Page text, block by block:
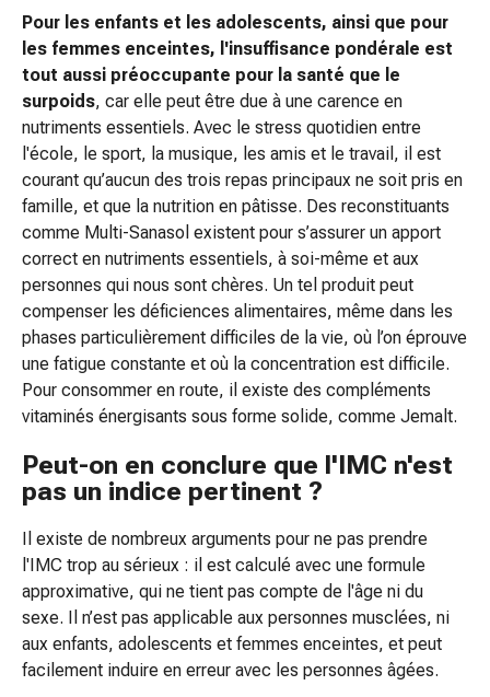
Voies
respiratoires
Préparations
nasales
Troubles
respiratoires
Infection
Varicelle
Métabolisme
Ostéoporose
Insectes
parasites
Protection
les
moustiques
et
les
Vermifuges
Pincettes
tiques
Médicaments
soumis
Pour les enfants et les adolescents, ainsi que pour
les femmes enceintes, l'insuffisance pondérale est
tout aussi préoccupante pour la santé que le
surpoids, car elle peut être due à une carence en
nutriments essentiels. Avec le stress quotidien entre
l'école, le sport, la musique, les amis et le travail, il est
courant qu’aucun des trois repas principaux ne soit pris en
famille, et que la nutrition en pâtisse. Des reconstituants
comme Multi-Sanasol existent pour s’assurer un apport
correct en nutriments essentiels, à soi-même et aux
personnes qui nous sont chères. Un tel produit peut
compenser les déficiences alimentaires, même dans les
phases particulièrement difficiles de la vie, où l’on éprouve
une fatigue constante et où la concentration est difficile.
Pour consommer en route, il existe des compléments
vitaminés énergisants sous forme solide, comme Jemalt.
Peut-on en conclure que l'IMC n'est
pas un indice pertinent ?
Il existe de nombreux arguments pour ne pas prendre
l'IMC trop au sérieux : il est calculé avec une formule
approximative, qui ne tient pas compte de l'âge ni du
sexe. Il n’est pas applicable aux personnes musclées, ni
aux enfants, adolescents et femmes enceintes, et peut
facilement induire en erreur avec les personnes âgées.